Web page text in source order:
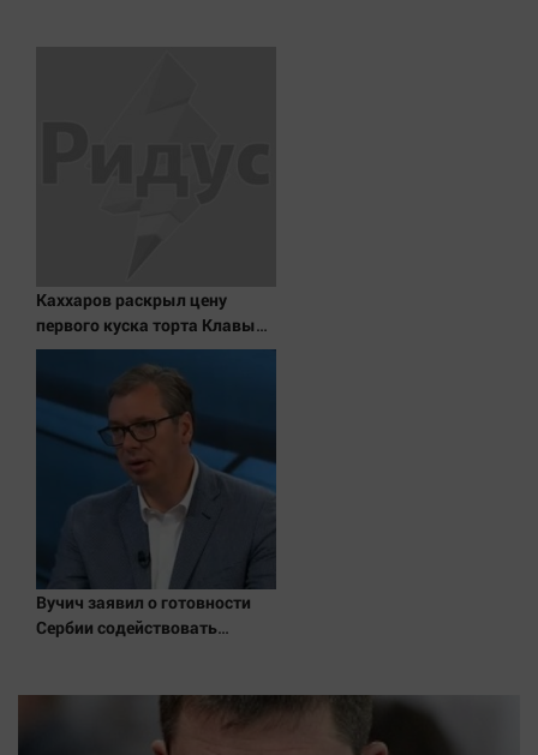
Каххаров раскрыл цену
первого куска торта Клавы
Коки и Масленникова
Вучич заявил о готовности
Сербии содействовать